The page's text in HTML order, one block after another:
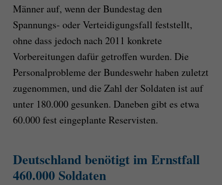
Männer auf, wenn der Bundestag den
Spannungs- oder Verteidigungsfall feststellt,
ohne dass jedoch nach 2011 konkrete
Vorbereitungen dafür getroffen wurden. Die
Personalprobleme der Bundeswehr haben zuletzt
zugenommen, und die Zahl der Soldaten ist auf
unter 180.000 gesunken. Daneben gibt es etwa
60.000 fest eingeplante Reservisten.
Deutschland benötigt im Ernstfall
460.000 Soldaten